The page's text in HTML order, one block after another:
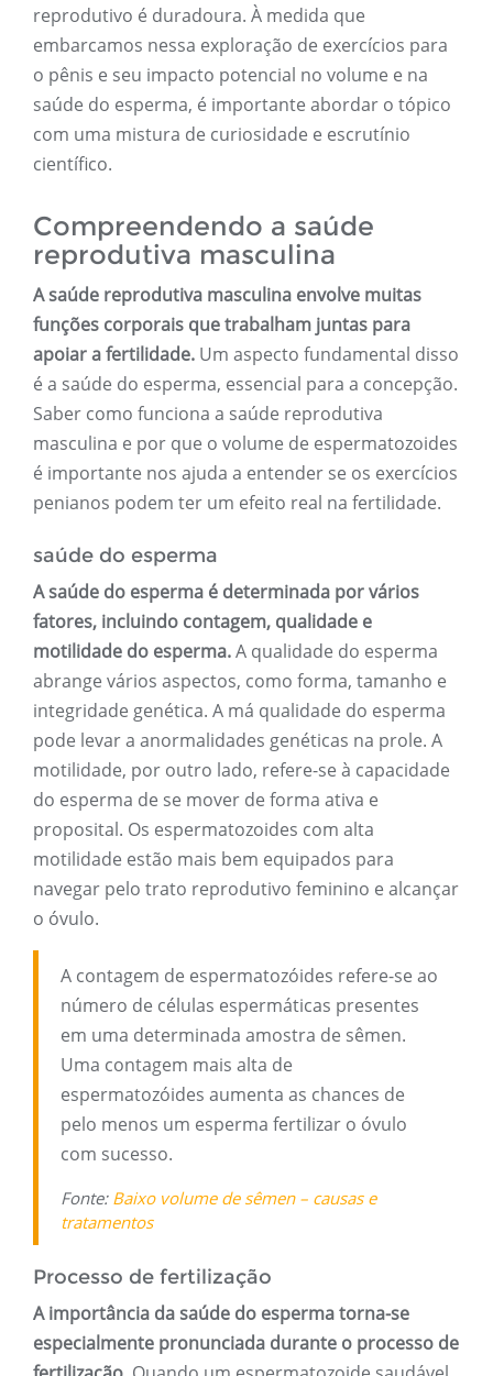
reprodutivo é duradoura. À medida que
embarcamos nessa exploração de exercícios para
o pênis e seu impacto potencial no volume e na
saúde do esperma, é importante abordar o tópico
com uma mistura de curiosidade e escrutínio
científico.
Compreendendo a saúde
reprodutiva masculina
A saúde reprodutiva masculina envolve muitas
funções corporais que trabalham juntas para
apoiar a fertilidade. Um aspecto fundamental disso
é a saúde do esperma, essencial para a concepção.
Saber como funciona a saúde reprodutiva
masculina e por que o volume de espermatozoides
é importante nos ajuda a entender se os exercícios
penianos podem ter um efeito real na fertilidade.
saúde do esperma
A saúde do esperma é determinada por vários
fatores, incluindo contagem, qualidade e
motilidade do esperma.A qualidade do esperma
abrange vários aspectos, como forma, tamanho e
integridade genética. A má qualidade do esperma
pode levar a anormalidades genéticas na prole. A
motilidade, por outro lado, refere-se à capacidade
do esperma de se mover de forma ativa e
proposital. Os espermatozoides com alta
motilidade estão mais bem equipados para
navegar pelo trato reprodutivo feminino e alcançar
o óvulo.
A contagem de espermatozóides refere-se ao
número de células espermáticas presentes
em uma determinada amostra de sêmen.
Uma contagem mais alta de
espermatozóides aumenta as chances de
pelo menos um esperma fertilizar o óvulo
com sucesso.
Fonte: Baixo volume de sêmen – causas e
tratamentos
Processo de fertilização
A importância da saúde do esperma torna-se
especialmente pronunciada durante o processo de